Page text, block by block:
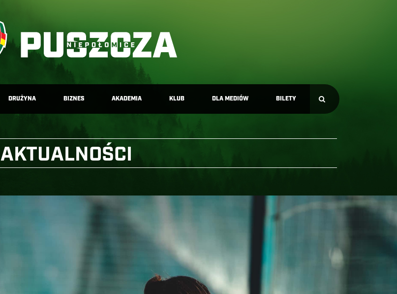
DRUŻYNA BIZNES AKADEMIA KLUB DLA MEDIÓW BILETY
AKTUALNOŚCI